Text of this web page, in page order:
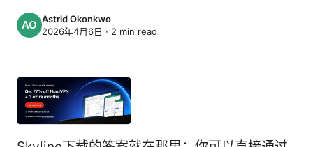
Astrid Okonkwo
2026年4月6日 · 2 min read